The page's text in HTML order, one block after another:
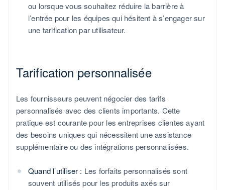
ou lorsque vous souhaitez réduire la barrière à
l’entrée pour les équipes qui hésitent à s’engager sur
une tarification par utilisateur.
Tarification personnalisée
Les fournisseurs peuvent négocier des tarifs
personnalisés avec des clients importants. Cette
pratique est courante pour les entreprises clientes ayant
des besoins uniques qui nécessitent une assistance
supplémentaire ou des intégrations personnalisées.
Quand l’utiliser : Les forfaits personnalisés sont
souvent utilisés pour les produits axés sur